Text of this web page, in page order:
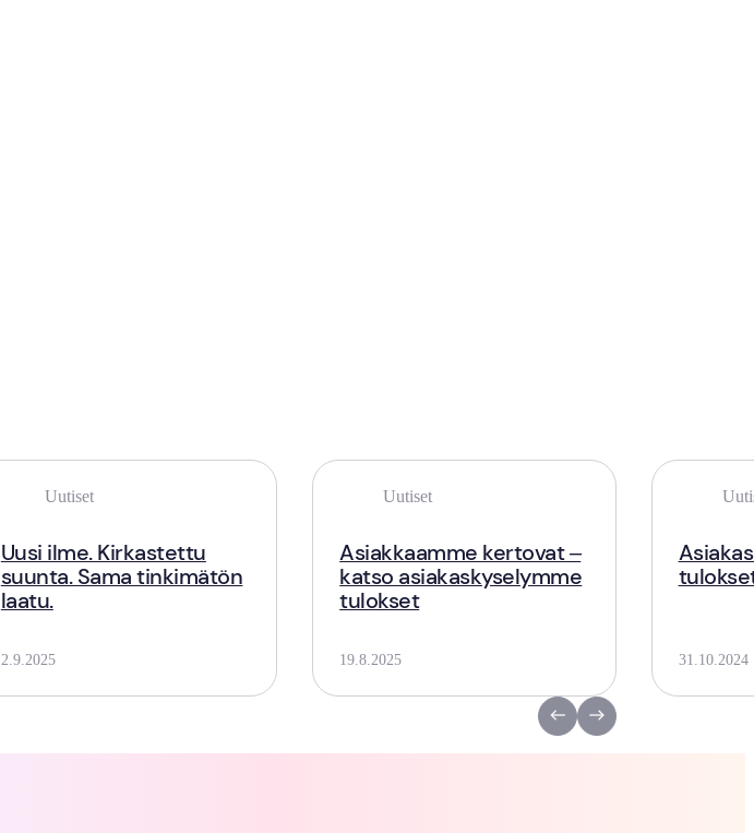
Uutiset
Uusi ilme. Kirkastettu
suunta. Sama tinkimätön
laatu.
2.9.2025
Uutiset
Asiakkaamme kertovat –
katso asiakaskyselymme
tulokset
19.8.2025 31.10.2024